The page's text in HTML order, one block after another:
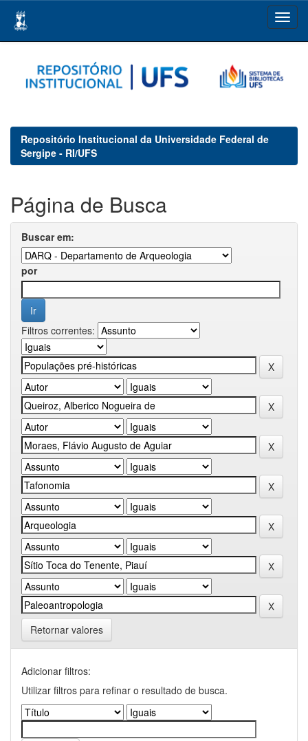
navigation
Repositório Institucional da Universidade Federal de
Sergipe - RI/UFS
Página de Busca
Buscar em:
por
Filtros correntes:
Retornar valores
Adicionar filtros:
Utilizar filtros para refinar o resultado de busca.